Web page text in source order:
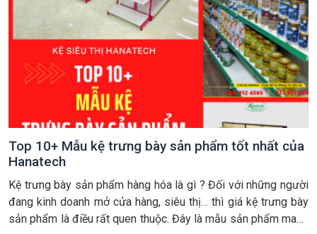
Top 10+ Mẫu kệ trưng bày sản phẩm tốt nhất của
Hanatech
Kệ trưng bày sản phẩm hàng hóa là gì ? Đối với những người
đang kinh doanh mở cửa hàng, siêu thị… thì giá kệ trưng bày
sản phẩm là điều rất quen thuộc. Đây là mẫu sản phẩm mang